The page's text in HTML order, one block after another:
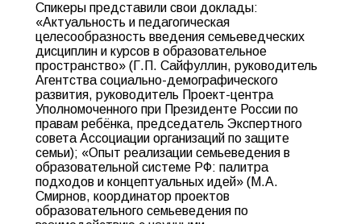
Спикеры представили свои доклады:
«Актуальность и педагогическая
целесообразность введения семьеведческих
дисциплин и курсов в образовательное
пространство» (Г.П. Сайфуллин, руководитель
Агентства социально-демографического
развития, руководитель Проект-центра
Уполномоченного при Президенте России по
правам ребёнка, председатель Экспертного
совета Ассоциации организаций по защите
семьи); «Опыт реализации семьеведения в
образовательной системе РФ: палитра
подходов и концептуальных идей» (М.А.
Смирнов, координатор проектов
образовательного семьеведения по